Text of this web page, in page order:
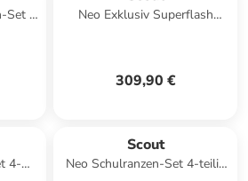
Set 4
Neo Exklusiv Superflash
309,90 €
4-
Scout
Neo Schulranzen-Set 4-teilig